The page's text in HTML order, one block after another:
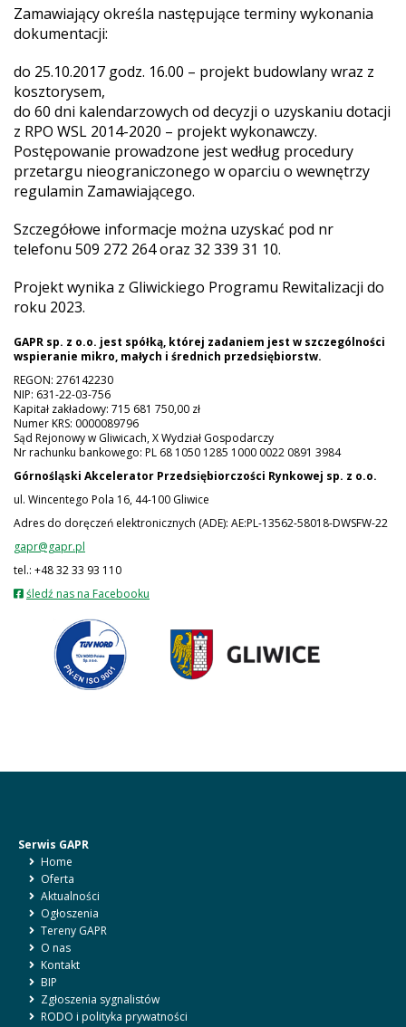
Zamawiający określa następujące terminy wykonania
dokumentacji:
do 25.10.2017 godz. 16.00 – projekt budowlany wraz z
kosztorysem,
do 60 dni kalendarzowych od decyzji o uzyskaniu dotacji
z RPO WSL 2014-2020 – projekt wykonawczy.
Postępowanie prowadzone jest według procedury
przetargu nieograniczonego w oparciu o wewnętrzy
regulamin Zamawiającego.
Szczegółowe informacje można uzyskać pod nr
telefonu 509 272 264 oraz 32 339 31 10.
Projekt wynika z Gliwickiego Programu Rewitalizacji do
roku 2023.
GAPR sp. z o.o. jest spółką, której zadaniem jest w szczególności
wspieranie mikro, małych i średnich przedsiębiorstw.
REGON: 276142230
NIP: 631-22-03-756
Kapitał zakładowy: 715 681 750,00 zł
Numer KRS: 0000089796
Sąd Rejonowy w Gliwicach, X Wydział Gospodarczy
Nr rachunku bankowego: PL 68 1050 1285 1000 0022 0891 3984
Górnośląski Akcelerator Przedsiębiorczości Rynkowej sp. z o.o.
ul. Wincentego Pola 16, 44-100 Gliwice
Adres do doręczeń elektronicznych (ADE): AE:PL-13562-58018-DWSFW-22
gapr@gapr.pl
tel.: +48 32 33 93 110
śledź nas na Facebooku
nowej
karcie
Serwis GAPR
Home
Oferta
Aktualności
Ogłoszenia
Tereny GAPR
O nas
Kontakt
BIP
Zgłoszenia sygnalistów
RODO i polityka prywatności